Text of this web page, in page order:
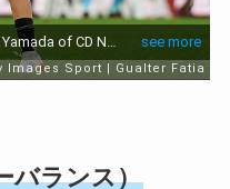
バランス）